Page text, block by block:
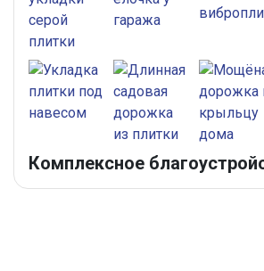
Комплексное